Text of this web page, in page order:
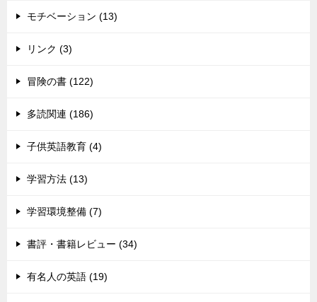
モチベーション (13)
リンク (3)
冒険の書 (122)
多読関連 (186)
子供英語教育 (4)
学習方法 (13)
学習環境整備 (7)
書評・書籍レビュー (34)
有名人の英語 (19)